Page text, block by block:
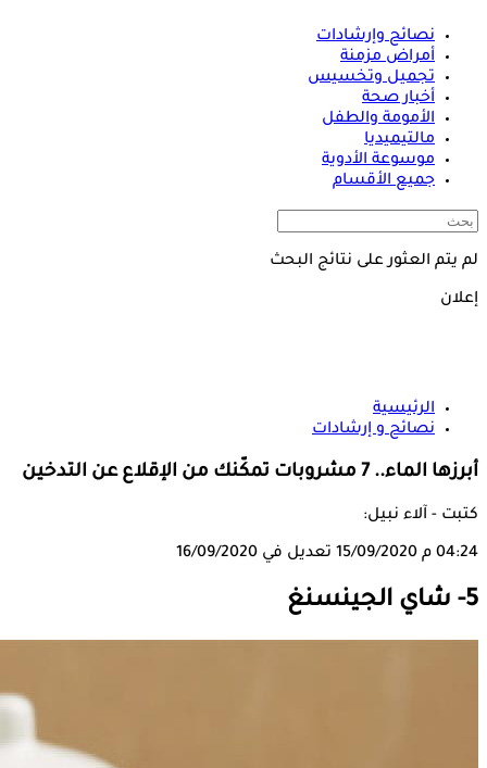
نصائح وإرشادات
أمراض مزمنة
تجميل وتخسيس
أخبار صحة
الأمومة والطفل
مالتيميديا
موسوعة الأدوية
جميع الأقسام
لم يتم العثور على نتائج البحث
إعلان
الرئيسية
نصائح و إرشادات
أبرزها الماء.. 7 مشروبات تمكّنك من الإقلاع عن التدخين
كتبت - آلاء نبيل:
04:24 م 15/09/2020 تعديل في 16/09/2020
5- شاي الجينسنغ